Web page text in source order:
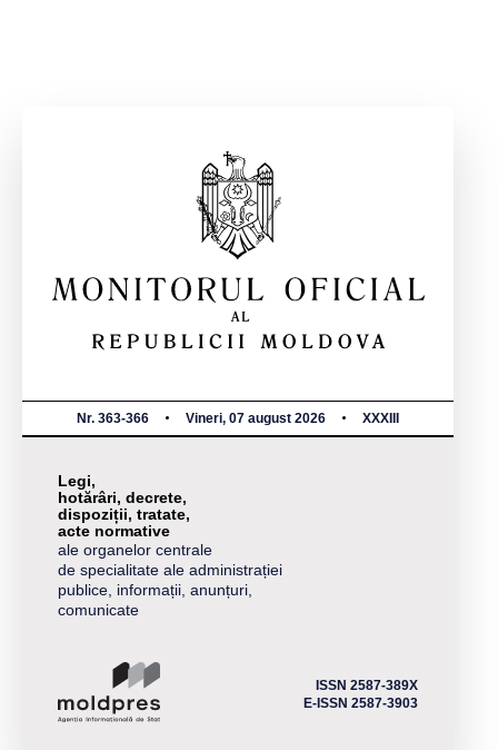
Nr. 363-366 Vineri, 07 august 2026 XXXIII
Legi,
hotărâri, decrete,
dispoziții, tratate,
acte normative
ale organelor centrale
de specialitate ale administrației
publice, informații, anunțuri,
comunicate
ISSN 2587-389X
E-ISSN 2587-3903